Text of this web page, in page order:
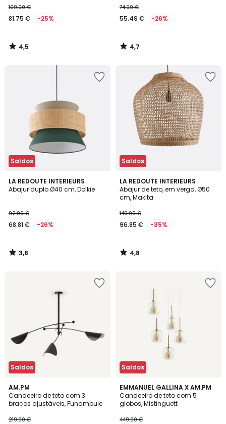
109.00 €
81.75 € -25%
4,5
/
74.99 €
55.49 € -26%
4,7
/
Saldos
LA REDOUTE INTERIEURS
Abajur duplo Ø40 cm, Dolkie
92.99 €
68.81 € -26%
3,8
/ 5
3,8
/
Saldos
LA REDOUTE INTERIEURS
Abajur de teto, em verga, Ø50
cm, Makita
149.00 €
96.85 € -35%
4,8
/ 5
4,8
/
Saldos
AM.PM
Candeeiro de teto com 3
braços ajustáveis, Funambule
219.00 €
4,1
/ 5
Saldos
EMMANUEL GALLINA X AM.PM
Candeeiro de teto com 5
globos, Mistinguett
449.00 €
4,2
/ 5